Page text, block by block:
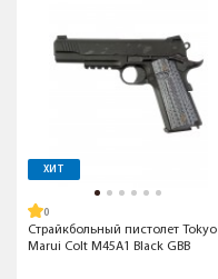
ХИТ
Страйкбольный пистолет Tokyo
Marui Colt M45A1 Black GBB